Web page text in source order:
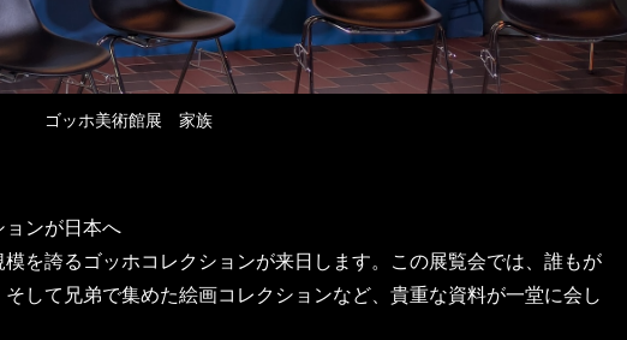
ゴッホ美術館展 家族
ョンが日本へ
を誇るゴッホコレクションが来日します。この展覧会では、誰もが
して兄弟で集めた絵画コレクションなど、貴重な資料が一堂に会し